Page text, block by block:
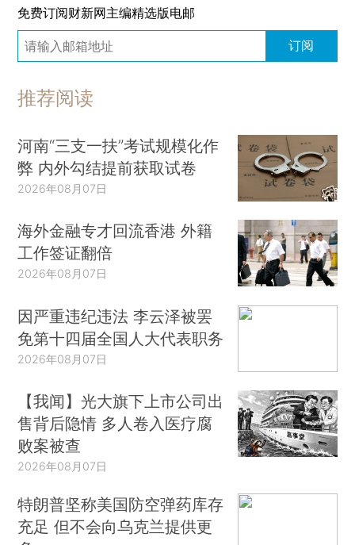
免费订阅财新网主编精选版电邮
订阅
推荐阅读
河南“三支一扶”考试规模化作
弊 内外勾结提前获取试卷
2026年08月07日
海外金融专才回流香港 外籍
工作签证翻倍
2026年08月07日
因严重违纪违法 李云泽被罢
免第十四届全国人大代表职务
2026年08月07日
【我闻】光大旗下上市公司出
售背后隐情 多人卷入医疗腐
败案被查
2026年08月07日
特朗普坚称美国防空弹药库存
充足 但不会向乌克兰提供更